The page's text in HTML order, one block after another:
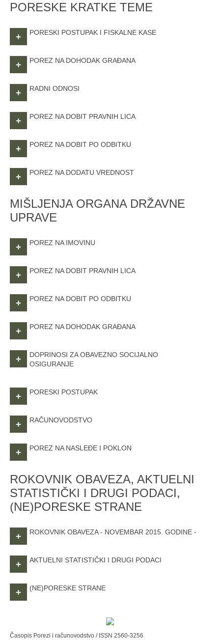
PORESKE KRATKE TEME
+ PORESKI POSTUPAK I FISKALNE KASE
+ POREZ NA DOHODAK GRAĐANA
+ RADNI ODNOSI
+ POREZ NA DOBIT PRAVNIH LICA
+ POREZ NA DOBIT PO ODBITKU
+ POREZ NA DODATU VREDNOST
MIŠLJENJA ORGANA DRŽAVNE
UPRAVE
+ POREZ NA IMOVINU
+ POREZ NA DOBIT PRAVNIH LICA
+ POREZ NA DOBIT PO ODBITKU
+ POREZ NA DOHODAK GRAĐANA
+
DOPRINOSI ZA OBAVEZNO SOCIJALNO
OSIGURANJE
+ PORESKI POSTUPAK
+ RAČUNOVODSTVO
+ POREZ NA NASLEĐE I POKLON
ROKOVNIK OBAVEZA, AKTUELNI
STATISTIČKI I DRUGI PODACI,
(NE)PORESKE STRANE
+ ROKOVNIK OBAVEZA - NOVEMBAR 2015. GODINE -
+ AKTUELNI STATISTIČKI I DRUGI PODACI
+ (NE)PORESKE STRANE
Časopis Porezi i računovodstvo / ISSN 2560-3256